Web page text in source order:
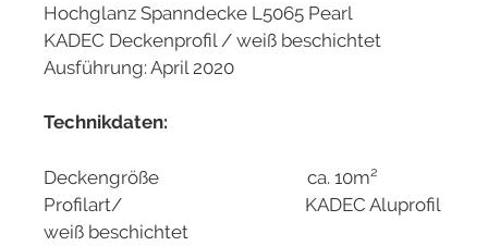
Hochglanz Spanndecke L5065 Pearl
KADEC Deckenprofil / weiß beschichtet
Ausführung: April 2020
Technikdaten:
Deckengröße ca. 10m²
Profilart/ KADEC Aluprofil
weiß beschichtet